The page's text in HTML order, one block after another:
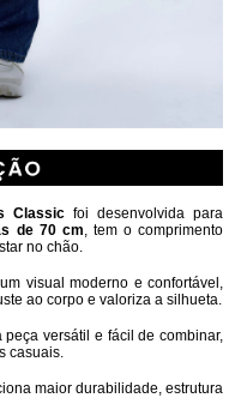
Classic foi desenvolvida para
de 70 cm, tem o comprimento
no chão.
visual moderno e confortável,
ao corpo e valoriza a silhueta.
peça versátil e fácil de combinar,
casuais.
maior durabilidade, estrutura